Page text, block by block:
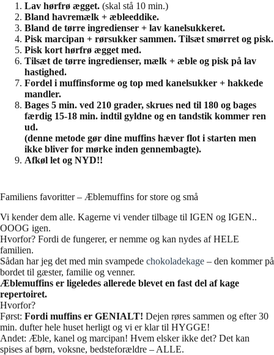
Lav hørfrø ægget. (skal stå 10 min.)
Bland havremælk + æbleeddike.
Bland de tørre ingredienser + lav kanelsukkeret.
Pisk marcipan + rørsukker sammen. Tilsæt smørret og pisk.
Pisk kort hørfrø ægget med.
Tilsæt de tørre ingredienser, mælk + æble og pisk på lav
hastighed.
Fordel i muffinsforme og top med kanelsukker + hakkede
mandler.
Bages 5 min. ved 210 grader, skrues ned til 180 og bages
færdig 15-18 min. indtil gyldne og en tandstik kommer ren
ud.
(denne metode gør dine muffins hæver flot i starten men
ikke bliver for mørke inden gennembagte).
Afkøl let og NYD!!
Familiens favoritter – Æblemuffins for store og små
Vi kender dem alle. Kagerne vi vender tilbage til IGEN og IGEN..
OOOG igen.
Hvorfor? Fordi de fungerer, er nemme og kan nydes af HELE
familien.
Sådan har jeg det med min svampede chokoladekage – den kommer på
bordet til gæster, familie og venner.
Æblemuffins er ligeledes allerede blevet en fast del af kage
repertoiret.
Hvorfor?
Først: Fordi muffins er GENIALT! Dejen røres sammen og efter 30
min. dufter hele huset herligt og vi er klar til HYGGE!
Andet: Æble, kanel og marcipan! Hvem elsker ikke det? Det kan
spises af børn, voksne, bedsteforældre – ALLE.